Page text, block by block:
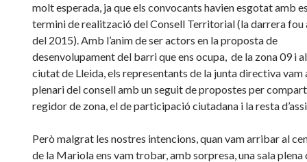
molt esperada, ja que els convocants havien esgotat amb
termini de realització del Consell Territorial (la darrera fou
del 2015). Amb l’anim de ser actors en la proposta de
desenvolupament del barri que ens ocupa, de la zona 09 i
ciutat de Lleida, els representants de la junta directiva vam
plenari del consell amb un seguit de propostes per
regidor de zona, el de participació ciutadana i la resta
Però malgrat les nostres intencions, quan vam arribar al
de la Mariola ens vam trobar, amb sorpresa, una sala plena